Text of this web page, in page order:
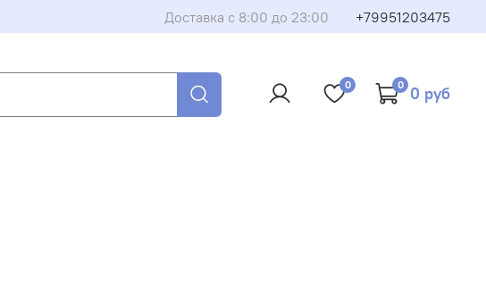
Доставка с 8:00 до 23:00 +79951203475
0 0 0 руб
Заполните форму, и мы свяжемся с вами в ближайшее время.